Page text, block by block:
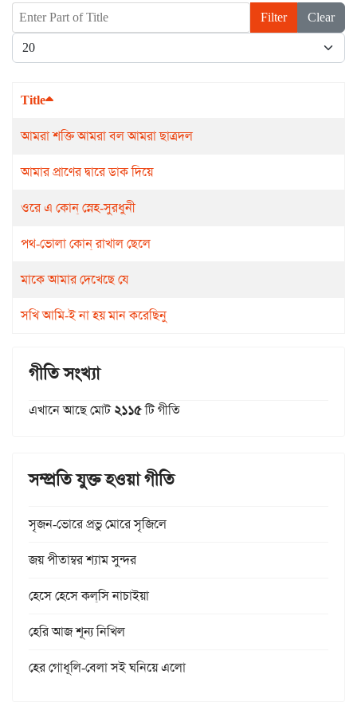
Enter Part of Title Filter
Clear
Display #
Title
আমরা শক্তি আমরা বল আমরা ছাত্রদল
আমার প্রাণের দ্বারে ডাক দিয়ে
ওরে এ কোন্ স্নেহ-সুরধুনী
পথ-ভোলা কোন্‌ রাখাল ছেলে
মাকে আমার দেখেছে যে
সখি আমি-ই না হয় মান করেছিনু
গীতি সংখ্যা
এখানে আছে মোট২১১৫টি গীতি
সম্প্রতি যুক্ত হওয়া গীতি
সৃজন-ভোরে প্রভু মোরে সৃজিলে
জয় পীতাম্বর শ্যাম সুন্দর
হেসে হেসে কল্‌সি নাচাইয়া
হেরি আজ শূন্য নিখিল
হের গোধূলি-বেলা সই ঘনিয়ে এলো